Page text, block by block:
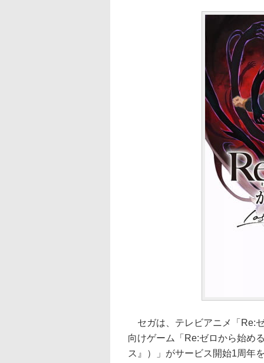
セガは、テレビアニメ「Re:
向けゲーム「Re:ゼロから始め
ス』）」がサービス開始1周年